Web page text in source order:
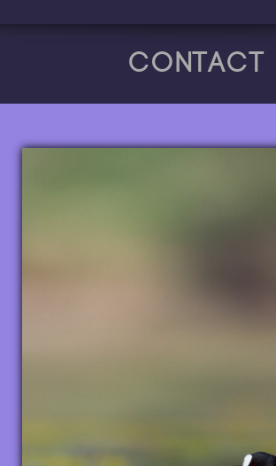
Contact